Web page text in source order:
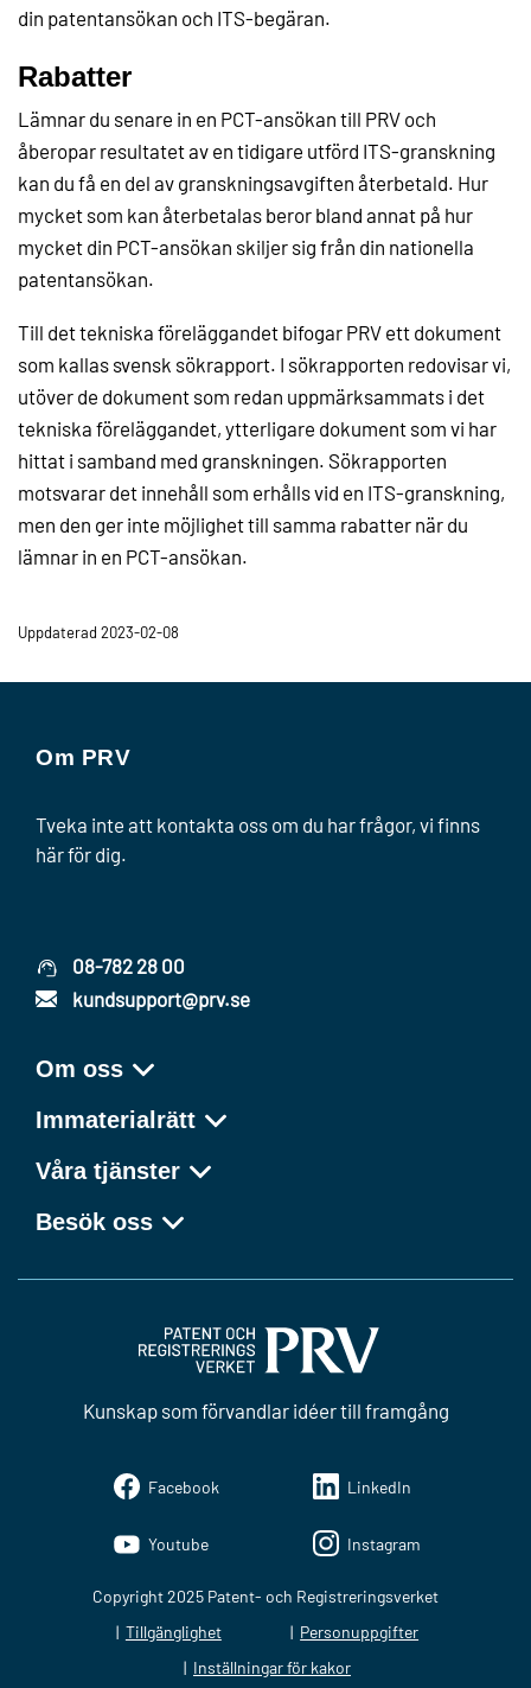
din patentansökan och ITS-begäran.
Rabatter
Lämnar du senare in en PCT-ansökan till PRV och
åberopar resultatet av en tidigare utförd ITS-granskning
kan du få en del av granskningsavgiften återbetald. Hur
mycket som kan återbetalas beror bland annat på hur
mycket din PCT-ansökan skiljer sig från din nationella
patentansökan.
Till det tekniska föreläggandet bifogar PRV ett dokument
som kallas svensk sökrapport. I sökrapporten redovisar vi,
utöver de dokument som redan uppmärksammats i det
tekniska föreläggandet, ytterligare dokument som vi har
hittat i samband med granskningen. Sökrapporten
motsvarar det innehåll som erhålls vid en ITS-granskning,
men den ger inte möjlighet till samma rabatter när du
lämnar in en PCT-ansökan.
Uppdaterad 2023-02-08
Om PRV
Tveka inte att kontakta oss om du har frågor, vi finns
här för dig.
08-782 28 00
kundsupport@prv.se
Om oss
Immaterialrätt
Våra tjänster
Besök oss
Kunskap som förvandlar idéer till framgång
Facebook LinkedIn
Youtube Instagram
Copyright 2025 Patent- och Registreringsverket
Tillgänglighet
Personuppgifter
Inställningar för kakor